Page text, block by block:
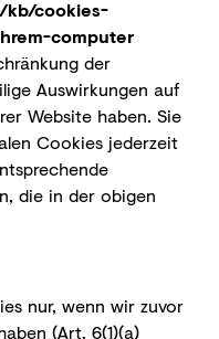
kb/cookies-
computer
der
Auswirkungen auf
Website haben. Sie
Cookies jederzeit
die in der obigen
nur, wenn wir zuvor
(Art. 6(1)(a)